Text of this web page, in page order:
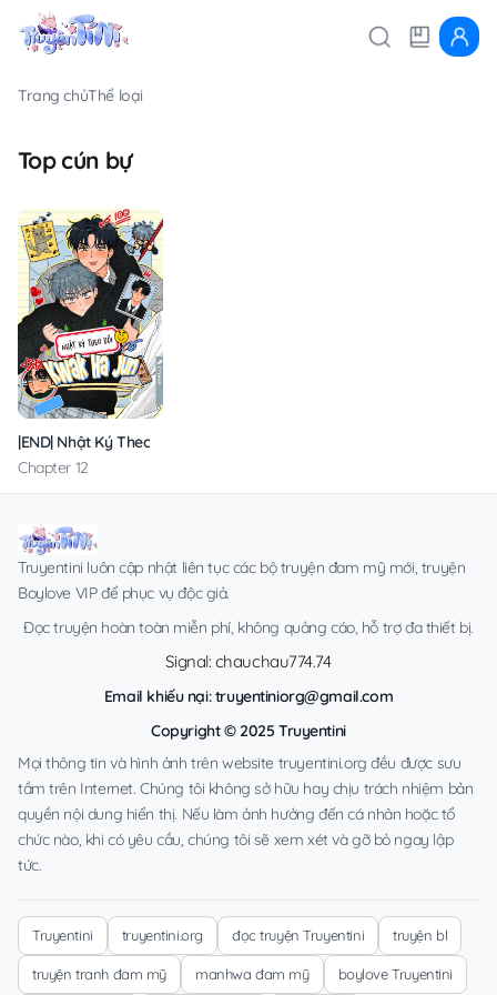
Trang chủThể loại
Top cún bự
|END| Nhật Ký Theo Dõi Kwak Ha Jun
Chapter 12
Truyentini luôn cập nhật liên tục các bộ truyện đam mỹ mới, truyện
Boylove VIP để phục vụ độc giả.
Đọc truyện hoàn toàn miễn phí, không quảng cáo, hỗ trợ đa thiết bị.
Signal: chauchau774.74
Email khiếu nại:truyentiniorg@gmail.com
Copyright © 2025 Truyentini
Mọi thông tin và hình ảnh trên website truyentini.org đều được sưu
tầm trên Internet. Chúng tôi không sở hữu hay chịu trách nhiệm bản
quyền nội dung hiển thị. Nếu làm ảnh hưởng đến cá nhân hoặc tổ
chức nào, khi có yêu cầu, chúng tôi sẽ xem xét và gỡ bỏ ngay lập
tức.
Truyentini truyentini.org đọc truyện Truyentini truyện bl
truyện tranh đam mỹ manhwa đam mỹ boylove Truyentini